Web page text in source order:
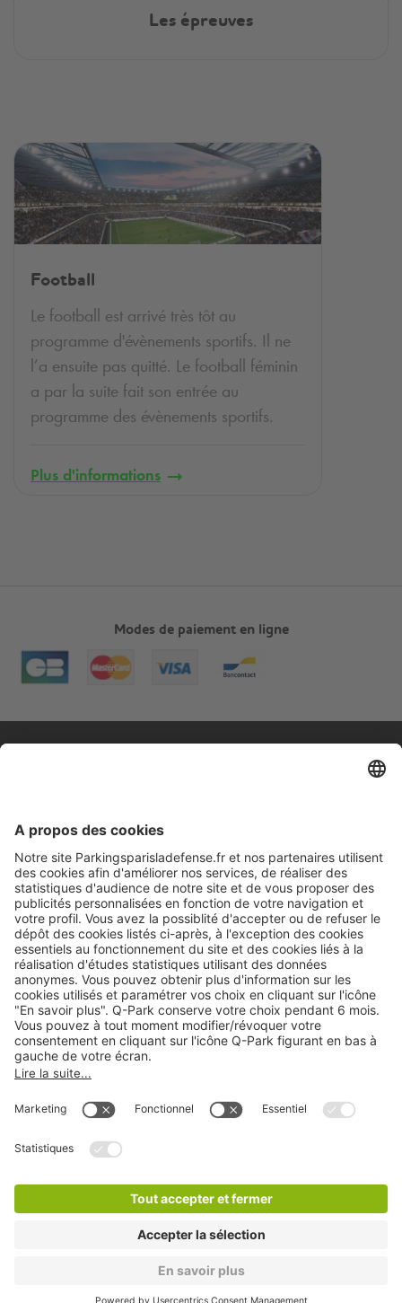
Les épreuves
Football
Le football est arrivé très tôt au
programme d'évènements sportifs. Il ne
l’a ensuite pas quitté. Le football féminin
a par la suite fait son entrée au
programme des évènements sportifs.
Plus d'informations
Modes de paiement en ligne
Informations pratiques
Nos services
Nous contacter
Cookies
Déclaration de confidentialité